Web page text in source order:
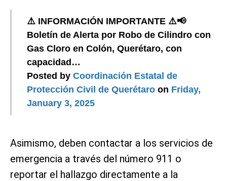
⚠️ INFORMACIÓN IMPORTANTE ⚠️📢
Boletín de Alerta por Robo de Cilindro con
Gas Cloro en Colón, Querétaro, con
capacidad…
Posted by Coordinación Estatal de
Protección Civil de Querétaro on Friday,
January 3, 2025
Asimismo, deben contactar a los servicios de
emergencia a través del número 911 o
reportar el hallazgo directamente a la